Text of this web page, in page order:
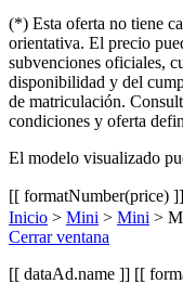
(*) Esta oferta no tiene
orientativa. El precio
subvenciones oficiales,
disponibilidad y del
de matriculación.
condiciones y oferta
El modelo visualizado
[[ formatNumber(price)
Inicio > Mini > Mini >
Cerrar ventana
[[ dataAd.name ]] [[